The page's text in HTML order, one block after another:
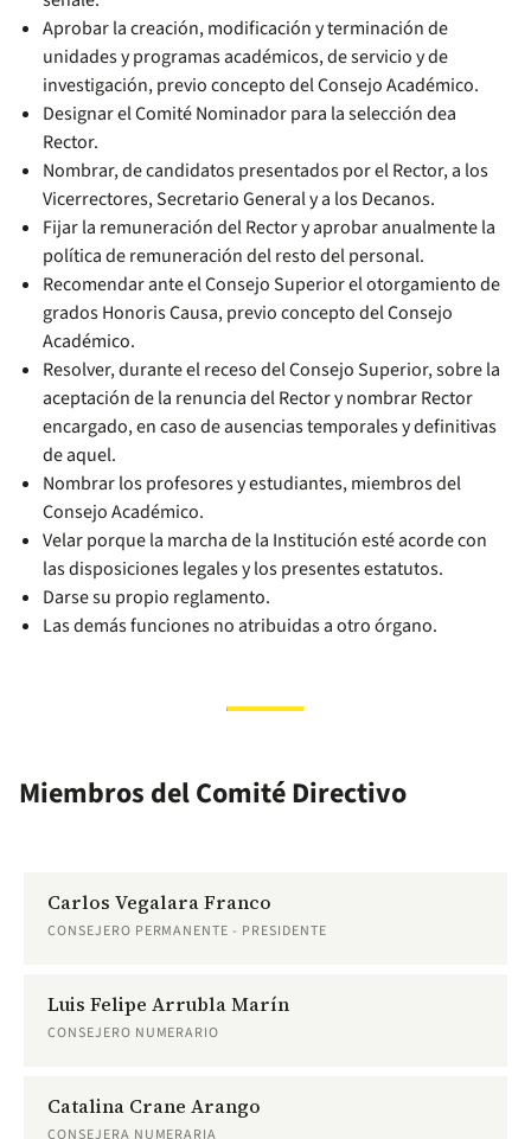
Aprobar la creación, modificación y terminación de
unidades y programas académicos, de servicio y de
investigación, previo concepto del Consejo Académico.
Designar el Comité Nominador para la selección dea
Rector.
Nombrar, de candidatos presentados por el Rector, a los
Vicerrectores, Secretario General y a los Decanos.
Fijar la remuneración del Rector y aprobar anualmente la
política de remuneración del resto del personal.
Recomendar ante el Consejo Superior el otorgamiento de
grados Honoris Causa, previo concepto del Consejo
Académico.
Resolver, durante el receso del Consejo Superior, sobre la
aceptación de la renuncia del Rector y nombrar Rector
encargado, en caso de ausencias temporales y definitivas
de aquel.
Nombrar los profesores y estudiantes, miembros del
Consejo Académico.
Velar porque la marcha de la Institución esté acorde con
las disposiciones legales y los presentes estatutos.
Darse su propio reglamento.
Las demás funciones no atribuidas a otro órgano.
Miembros del Comité Directivo
Carlos Vegalara Franco
CONSEJERO PERMANENTE - PRESIDENTE
Luis Felipe Arrubla Marín
CONSEJERO NUMERARIO
Catalina Crane Arango
CONSEJERA NUMERARIA